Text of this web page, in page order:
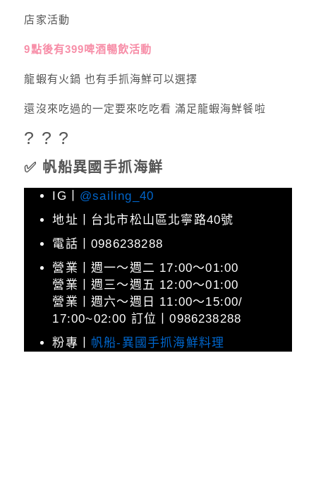
店家活動
9點後有399啤酒暢飲活動
龍蝦有火鍋 也有手抓海鮮可以選擇
還沒來吃過的一定要來吃吃看 滿足龍蝦海鮮餐啦
? ? ?
✅ 帆船異國手抓海鮮
IG丨 @sailing_40
地址丨台北市松山區北寧路40號
電話丨0986238288
營業丨週一～週二 17:00～01:00
營業丨週三～週五 12:00～01:00
營業丨週六～週日 11:00～15:00/
17:00~02:00 訂位丨0986238288
粉專丨 帆船-異國手抓海鮮料理